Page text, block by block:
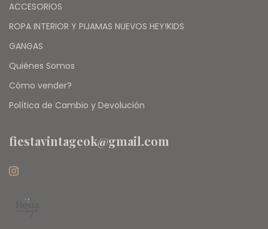
ACCESORIOS
ROPA INTERIOR Y PIJAMAS NUEVOS HEY!KIDS
GANGAS
Quiénes Somos
Cómo vender?
Política de Cambio y Devolución
fiestavintageok@gmail.com